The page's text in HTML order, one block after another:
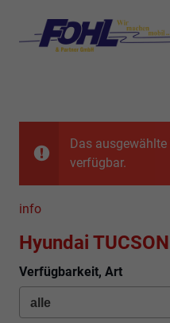
Das
verfügbar.
info
Hyundai TUCSON
Verfügbarkeit, Art